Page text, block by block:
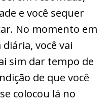
e você sequer
No momento em
você vai
sim dar tempo de
de que você
colocou lá no